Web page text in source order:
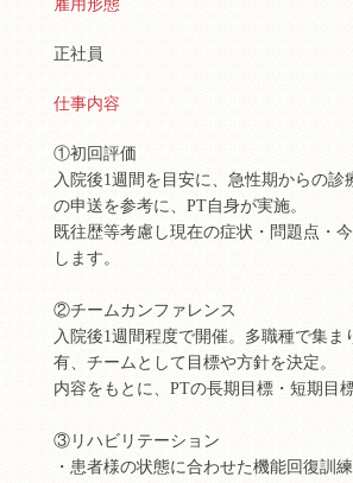
雇用形態
正社員
仕事内容
①初回評価
入院後1週間を目安に、急性期からの診
の申送を参考に、PT自身が実施。
既往歴等考慮し現在の症状・問題点・
します。
②チームカンファレンス
入院後1週間程度で開催。多職種で集ま
有、チームとして目標や方針を決定。
内容をもとに、PTの長期目標・短期目
③リハビリテーション
・患者様の状態に合わせた機能回復訓練